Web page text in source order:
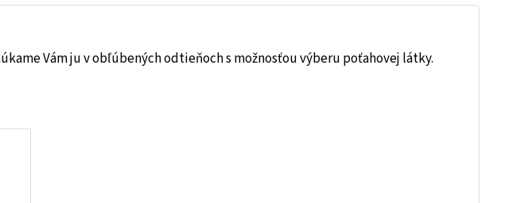
Vám ju v obľúbených odtieňoch s možnosťou výberu poťahovej látky.